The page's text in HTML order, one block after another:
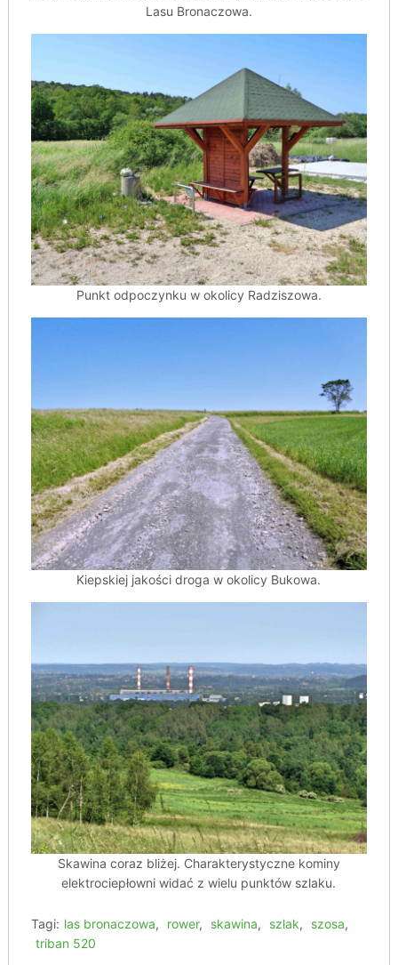
Lasu Bronaczowa.
Punkt odpoczynku w okolicy Radziszowa.
Kiepskiej jakości droga w okolicy Bukowa.
Skawina coraz bliżej. Charakterystyczne kominy
elektrociepłowni widać z wielu punktów szlaku.
Tagi: las bronaczowa, rower, skawina, szlak, szosa,
triban 520